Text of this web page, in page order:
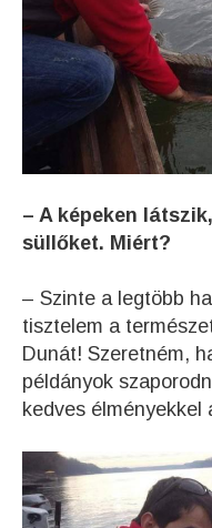
– A képeken
süllőket. Miért?
– Szinte a legtöbb
tisztelem a
Dunát! Szeretném,
példányok
kedves élményekkel